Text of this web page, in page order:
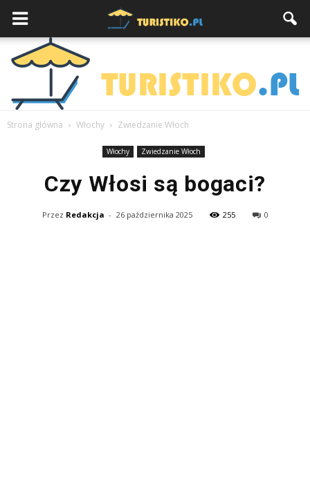
Strona główna Włochy Zwiedzanie Włoch
Włochy Zwiedzanie Włoch
Czy Włosi są bogaci?
Przez Redakcja - 26 października 2025 255 0